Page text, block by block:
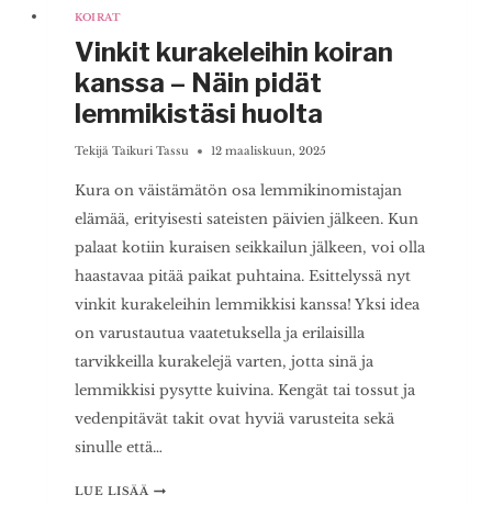
KOIRAT
Vinkit kurakeleihin koiran
kanssa – Näin pidät
lemmikistäsi huolta
Tekijä Taikuri Tassu 12 maaliskuun, 2025
Kura on väistämätön osa lemmikinomistajan
elämää, erityisesti sateisten päivien jälkeen. Kun
palaat kotiin kuraisen seikkailun jälkeen, voi olla
haastavaa pitää paikat puhtaina. Esittelyssä nyt
vinkit kurakeleihin lemmikkisi kanssa! Yksi idea
on varustautua vaatetuksella ja erilaisilla
tarvikkeilla kurakelejä varten, jotta sinä ja
lemmikkisi pysytte kuivina. Kengät tai tossut ja
vedenpitävät takit ovat hyviä varusteita sekä
sinulle että…
LUE LISÄÄ VINKIT